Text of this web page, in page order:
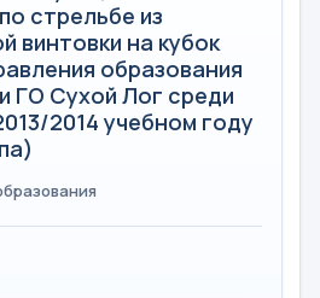
стрельбе из
винтовки на кубок
образования
ГО Сухой Лог среди
2014 учебном году